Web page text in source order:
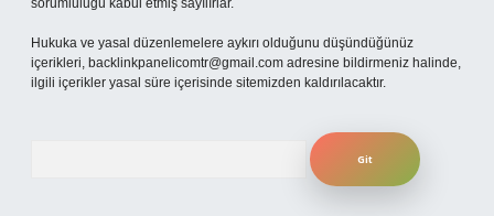
sorumluluğu kabul etmiş sayılırlar.
Hukuka ve yasal düzenlemelere aykırı olduğunu düşündüğünüz
içerikleri, backlinkpanelicomtr@gmail.com adresine bildirmeniz halinde,
ilgili içerikler yasal süre içerisinde sitemizden kaldırılacaktır.